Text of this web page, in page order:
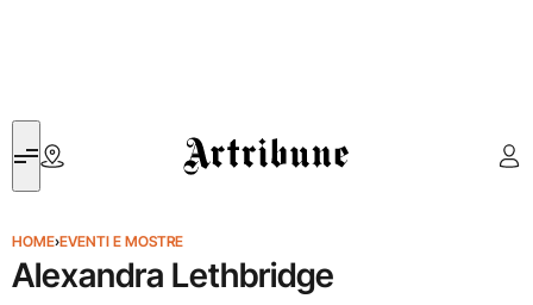
Artribune
HOME›EVENTI E MOSTRE
Alexandra Lethbridge